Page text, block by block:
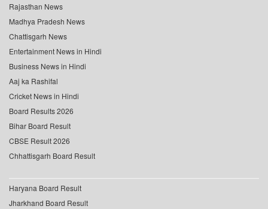
Rajasthan News
Madhya Pradesh News
Chattisgarh News
Entertainment News in Hindi
Business News in Hindi
Aaj ka Rashifal
Cricket News in Hindi
Board Results 2026
Bihar Board Result
CBSE Result 2026
Chhattisgarh Board Result
Haryana Board Result
Jharkhand Board Result